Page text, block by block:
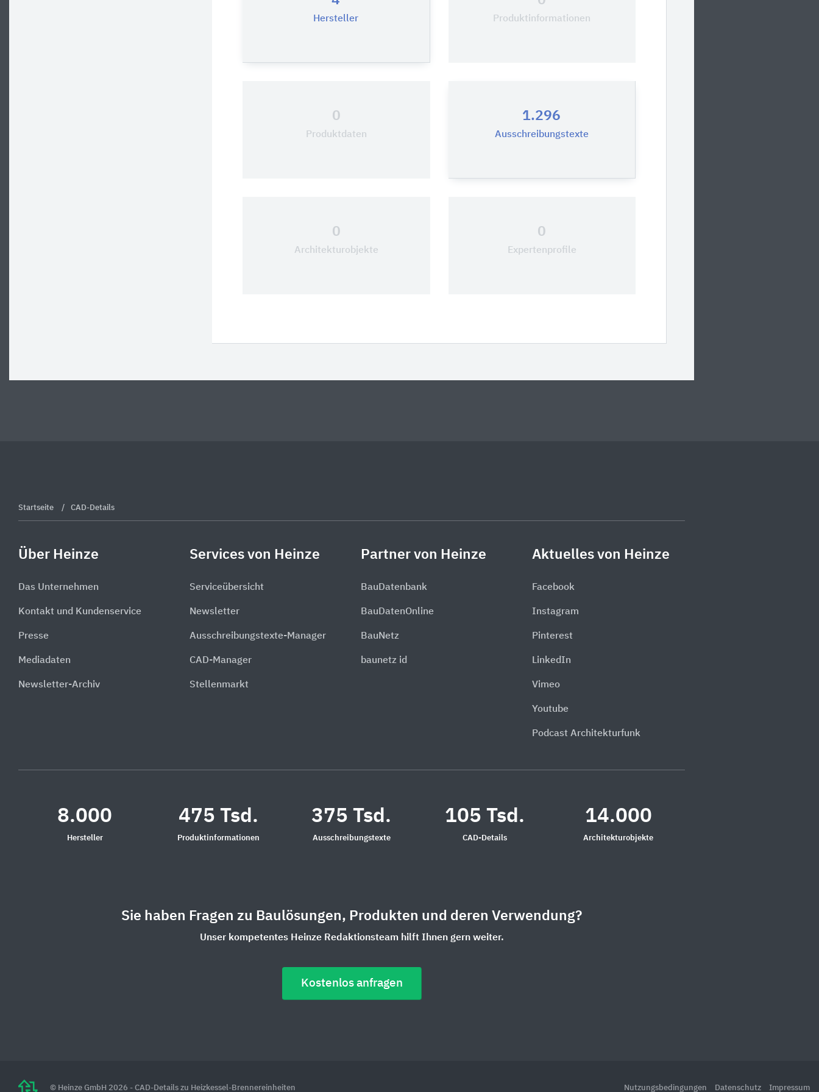
Hersteller Produktinformationen
0
Produktdaten
1.296
Ausschreibungstexte
0
Architekturobjekte
0
Expertenprofile
Startseite CAD-Details
Über Heinze
Das Unternehmen
Kontakt und Kundenservice
Presse
Mediadaten
Newsletter-Archiv
Services von Heinze
Serviceübersicht
Newsletter
Ausschreibungstexte-Manager
CAD-Manager
Stellenmarkt
Partner von Heinze
BauDatenbank
BauDatenOnline
BauNetz
baunetz id
Aktuelles von Heinze
Facebook
Instagram
Pinterest
LinkedIn
Vimeo
Youtube
Podcast Architekturfunk
8.000
Hersteller
475 Tsd.
Produktinformationen
375 Tsd.
Ausschreibungstexte
105 Tsd.
CAD-Details
14.000
Architekturobjekte
Sie haben Fragen zu Baulösungen, Produkten und deren Verwendung?
Unser kompetentes Heinze Redaktionsteam hilft Ihnen gern weiter.
Kostenlos anfragen
© Heinze GmbH 2026 - CAD-Details zu Heizkessel-Brennereinheiten Nutzungsbedingungen Datenschutz Impressum